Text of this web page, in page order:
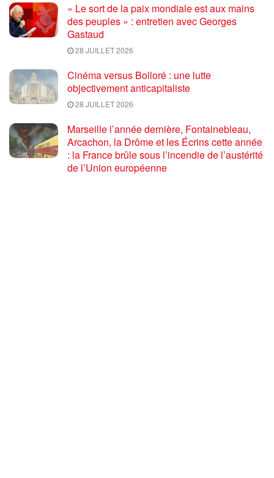
« Le sort de la paix mondiale est aux mains
des peuples » : entretien avec Georges
Gastaud
28 JUILLET 2026
Cinéma versus Bolloré : une lutte
objectivement anticapitaliste
28 JUILLET 2026
Marseille l’année dernière, Fontainebleau,
Arcachon, la Drôme et les Écrins cette année
: la France brûle sous l’incendie de l’austérité
de l’Union européenne